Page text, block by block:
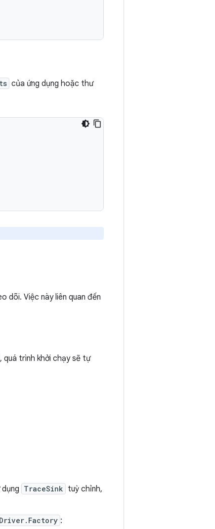
của ứng dụng hoặc thư
dõi. Việc này liên quan đến
, quá trình khởi chạy sẽ tự
TraceSink tuỳ chỉnh,
: